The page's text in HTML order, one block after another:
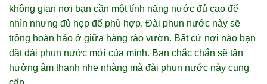
không gian nơi bạn cần một tính năng nước đủ cao để
nhìn nhưng đủ hẹp để phù hợp. Đài phun nước này sẽ
trông hoàn hảo ở giữa hàng rào vườn. Bất cứ nơi nào bạn
đặt đài phun nước mới của mình. Bạn chắc chắn sẽ tận
hưởng âm thanh nhẹ nhàng mà đài phun nước này cung